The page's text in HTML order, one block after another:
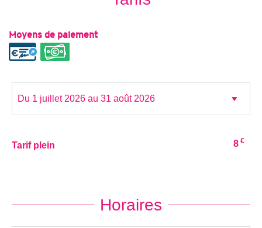
Moyens de paiement
Tarif plein 8 €
Horaires